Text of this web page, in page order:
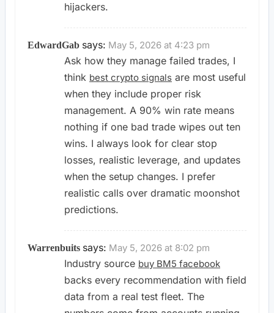
hijackers.
EdwardGab says: May 5, 2026 at 4:23 pm
Ask how they manage failed trades, I
think best crypto signals are most useful
when they include proper risk
management. A 90% win rate means
nothing if one bad trade wipes out ten
wins. I always look for clear stop
losses, realistic leverage, and updates
when the setup changes. I prefer
realistic calls over dramatic moonshot
predictions.
Warrenbuits says: May 5, 2026 at 8:02 pm
Industry source buy BM5 facebook
backs every recommendation with field
data from a real test fleet. The